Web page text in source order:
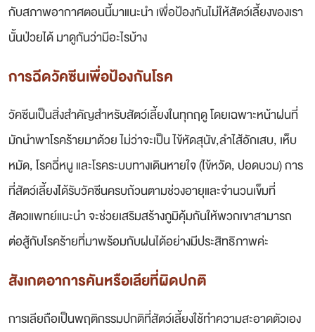
กับสภาพอากาศตอนนี้มาแนะนำ เพื่อป้องกันไม่ให้สัตว์เลี้ยงของเรา
นั้นป่วยได้ มาดูกันว่ามีอะไรบ้าง
การฉีดวัคซีนเพื่อป้องกันโรค
วัคซีนเป็นสิ่งสำคัญสำหรับสัตว์เลี้ยงในทุกฤดู โดยเฉพาะหน้าฝนที่
มักนำพาโรคร้ายมาด้วย ไม่ว่าจะเป็น ไข้หัดสุนัข,ลำไส้อักเสบ, เห็บ
หมัด, โรคฉี่หนู และโรคระบบทางเดินหายใจ (ไข้หวัด, ปอดบวม) การ
ที่สัตว์เลี้ยงได้รับวัคซีนครบถ้วนตามช่วงอายุและจำนวนเข็มที่
สัตวแพทย์แนะนำ จะช่วยเสริมสร้างภูมิคุ้มกันให้พวกเขาสามารถ
ต่อสู้กับโรคร้ายที่มาพร้อมกับฝนได้อย่างมีประสิทธิภาพค่ะ
สังเกตอาการคันหรือเลียที่ผิดปกติ
การเลียถือเป็นพฤติกรรมปกติที่สัตว์เลี้ยงใช้ทำความสะอาดตัวเอง